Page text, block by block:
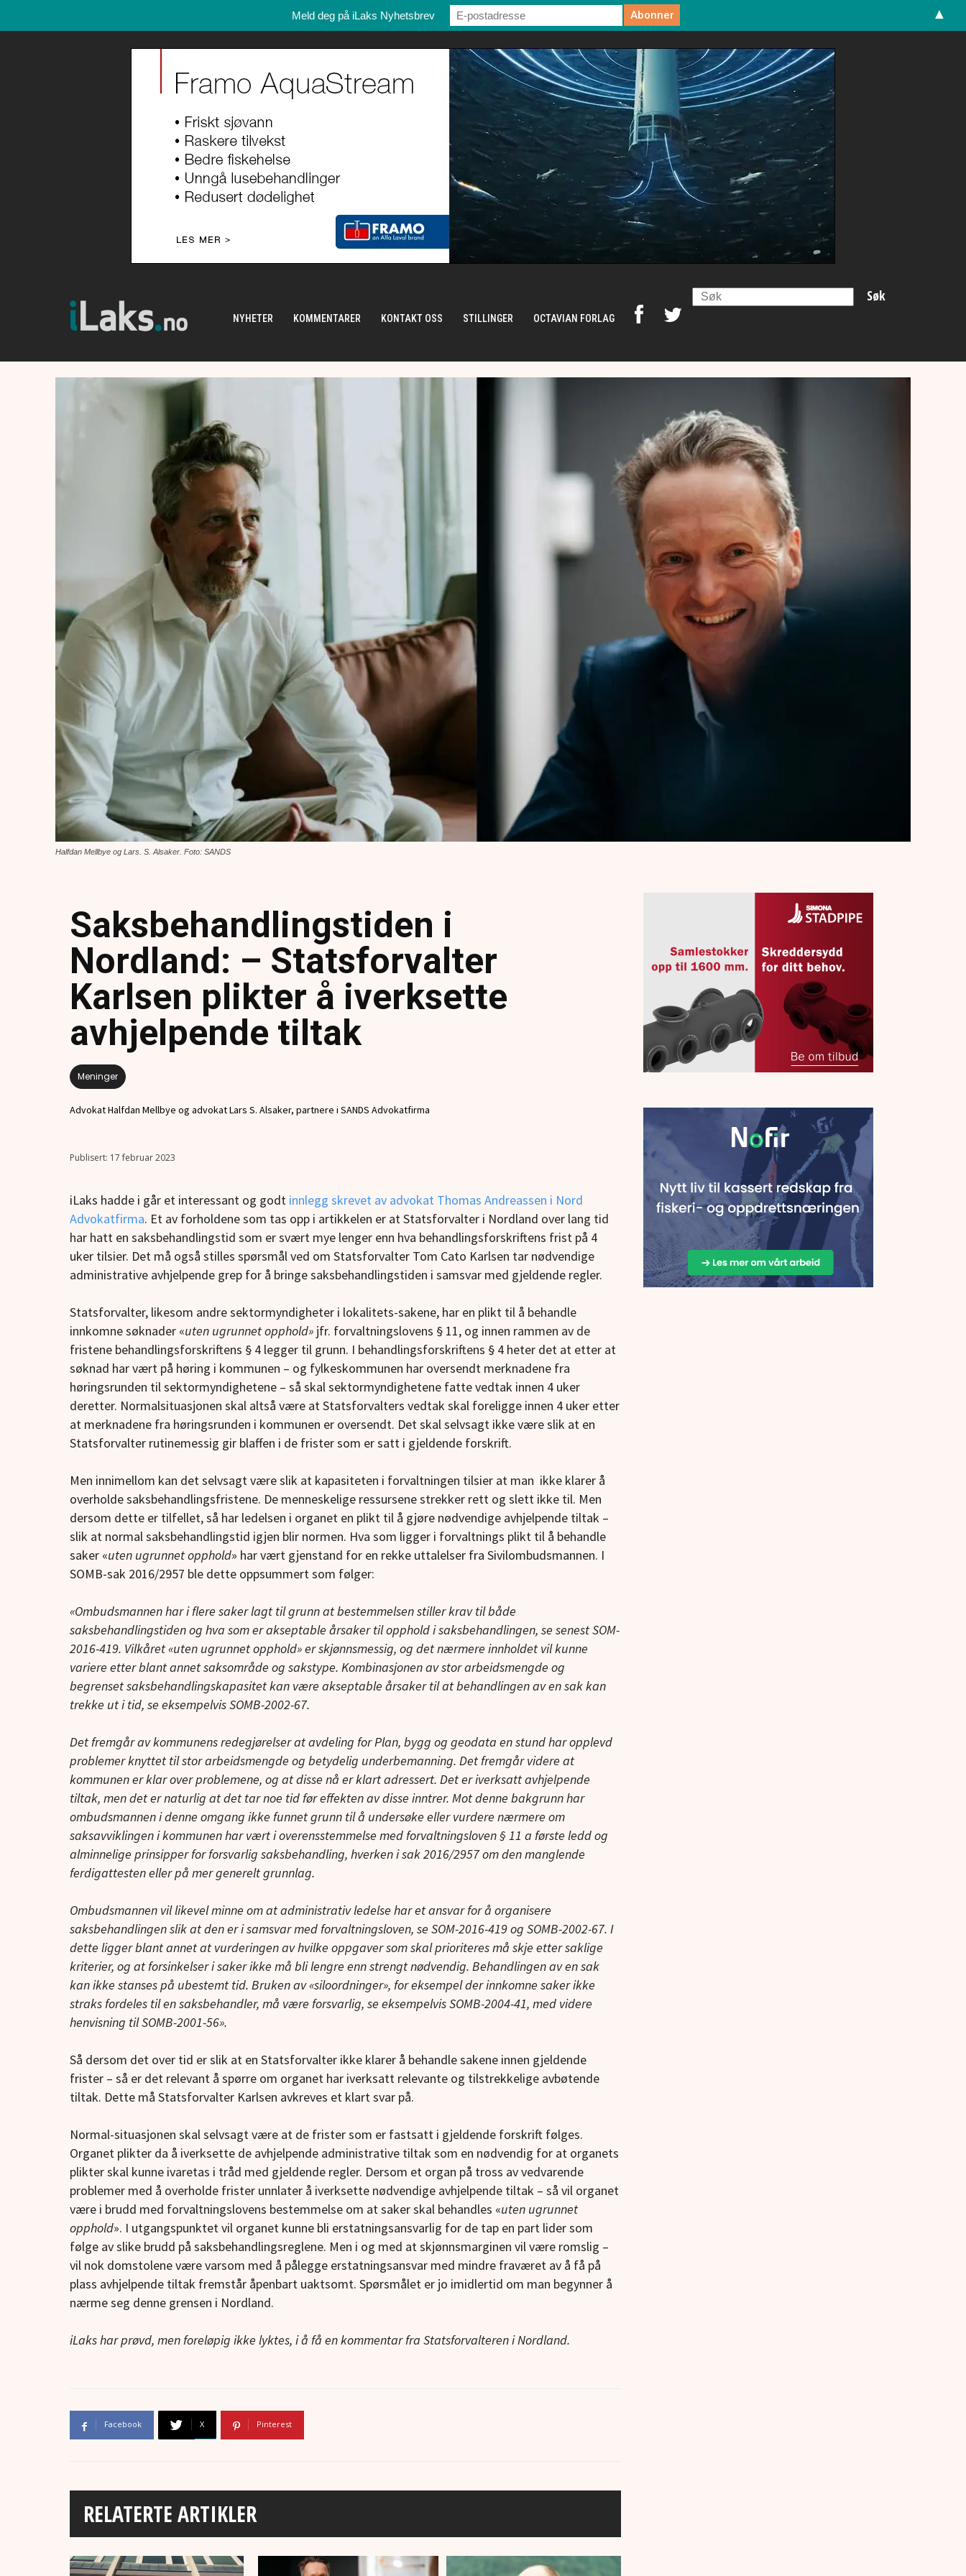
NYHETER KOMMENTARER KONTAKT OSS STILLINGER OCTAVIAN FORLAG
Search
Halfdan Mellbye og Lars. S. Alsaker. Foto: SANDS
Saksbehandlingstiden i
Nordland: – Statsforvalter
Karlsen plikter å iverksette
avhjelpende tiltak
Meninger
Advokat Halfdan Mellbye og advokat Lars S. Alsaker, partnere i SANDS Advokatfirma
17 februar 2023
iLaks hadde i går et interessant og godt innlegg skrevet av advokat Thomas Andreassen i Nord
Advokatfirma. Et av forholdene som tas opp i artikkelen er at Statsforvalter i Nordland over lang tid
har hatt en saksbehandlingstid som er svært mye lenger enn hva behandlingsforskriftens frist på 4
uker tilsier. Det må også stilles spørsmål ved om Statsforvalter Tom Cato Karlsen tar nødvendige
administrative avhjelpende grep for å bringe saksbehandlingstiden i samsvar med gjeldende regler.
Statsforvalter, likesom andre sektormyndigheter i lokalitets-sakene, har en plikt til å behandle
innkomne søknader «uten ugrunnet opphold» jfr. forvaltningslovens § 11, og innen rammen av de
fristene behandlingsforskriftens § 4 legger til grunn. I behandlingsforskriftens § 4 heter det at etter at
søknad har vært på høring i kommunen – og fylkeskommunen har oversendt merknadene fra
høringsrunden til sektormyndighetene – så skal sektormyndighetene fatte vedtak innen 4 uker
deretter. Normalsituasjonen skal altså være at Statsforvalters vedtak skal foreligge innen 4 uker etter
at merknadene fra høringsrunden i kommunen er oversendt. Det skal selvsagt ikke være slik at en
Statsforvalter rutinemessig gir blaffen i de frister som er satt i gjeldende forskrift.
Men innimellom kan det selvsagt være slik at kapasiteten i forvaltningen tilsier at man ikke klarer å
overholde saksbehandlingsfristene. De menneskelige ressursene strekker rett og slett ikke til. Men
dersom dette er tilfellet, så har ledelsen i organet en plikt til å gjøre nødvendige avhjelpende tiltak –
slik at normal saksbehandlingstid igjen blir normen. Hva som ligger i forvaltnings plikt til å behandle
saker «uten ugrunnet opphold» har vært gjenstand for en rekke uttalelser fra Sivilombudsmannen. I
SOMB-sak 2016/2957 ble dette oppsummert som følger:
«Ombudsmannen har i flere saker lagt til grunn at bestemmelsen stiller krav til både
saksbehandlingstiden og hva som er akseptable årsaker til opphold i saksbehandlingen, se senest SOM-
2016-419. Vilkåret «uten ugrunnet opphold» er skjønnsmessig, og det nærmere innholdet vil kunne
variere etter blant annet saksområde og sakstype. Kombinasjonen av stor arbeidsmengde og
begrenset saksbehandlingskapasitet kan være akseptable årsaker til at behandlingen av en sak kan
trekke ut i tid, se eksempelvis SOMB-2002-67.
Det fremgår av kommunens redegjørelser at avdeling for Plan, bygg og geodata en stund har opplevd
problemer knyttet til stor arbeidsmengde og betydelig underbemanning. Det fremgår videre at
kommunen er klar over problemene, og at disse nå er klart adressert. Det er iverksatt avhjelpende
tiltak, men det er naturlig at det tar noe tid før effekten av disse inntrer. Mot denne bakgrunn har
ombudsmannen i denne omgang ikke funnet grunn til å undersøke eller vurdere nærmere om
saksavviklingen i kommunen har vært i overensstemmelse med forvaltningsloven § 11 a første ledd og
alminnelige prinsipper for forsvarlig saksbehandling, hverken i sak 2016/2957 om den manglende
ferdigattesten eller på mer generelt grunnlag.
Ombudsmannen vil likevel minne om at administrativ ledelse har et ansvar for å organisere
saksbehandlingen slik at den er i samsvar med forvaltningsloven, se SOM-2016-419 og SOMB-2002-67. I
dette ligger blant annet at vurderingen av hvilke oppgaver som skal prioriteres må skje etter saklige
kriterier, og at forsinkelser i saker ikke må bli lengre enn strengt nødvendig. Behandlingen av en sak
kan ikke stanses på ubestemt tid. Bruken av «siloordninger», for eksempel der innkomne saker ikke
straks fordeles til en saksbehandler, må være forsvarlig, se eksempelvis SOMB-2004-41, med videre
henvisning til SOMB-2001-56».
Så dersom det over tid er slik at en Statsforvalter ikke klarer å behandle sakene innen gjeldende
frister – så er det relevant å spørre om organet har iverksatt relevante og tilstrekkelige avbøtende
tiltak. Dette må Statsforvalter Karlsen avkreves et klart svar på.
Normal-situasjonen skal selvsagt være at de frister som er fastsatt i gjeldende forskrift følges.
Organet plikter da å iverksette de avhjelpende administrative tiltak som en nødvendig for at organets
plikter skal kunne ivaretas i tråd med gjeldende regler. Dersom et organ på tross av vedvarende
problemer med å overholde frister unnlater å iverksette nødvendige avhjelpende tiltak – så vil organet
være i brudd med forvaltningslovens bestemmelse om at saker skal behandles «uten ugrunnet
opphold». I utgangspunktet vil organet kunne bli erstatningsansvarlig for de tap en part lider som
følge av slike brudd på saksbehandlingsreglene. Men i og med at skjønnsmarginen vil være romslig –
vil nok domstolene være varsom med å pålegge erstatningsansvar med mindre fraværet av å få på
plass avhjelpende tiltak fremstår åpenbart uaktsomt. Spørsmålet er jo imidlertid om man begynner å
nærme seg denne grensen i Nordland.
iLaks har prøvd, men foreløpig ikke lyktes, i å få en kommentar fra Statsforvalteren i Nordland.
Facebook X Pinterest
RELATERTE ARTIKLER
Meld deg på iLaks Nyhetsbrev ▲